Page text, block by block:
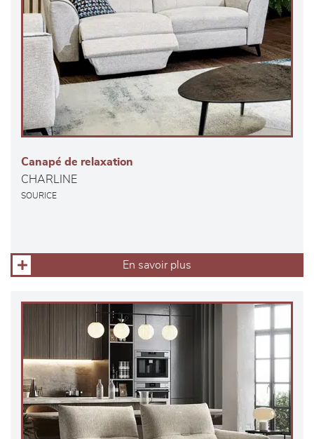
Canapé de relaxation
CHARLINE
SOURICE
En savoir plus